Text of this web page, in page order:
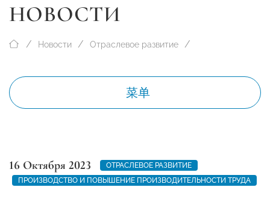
НОВОСТИ
Новости Отраслевое развитие
菜单
16 Октября 2023
ОТРАСЛЕВОЕ РАЗВИТИЕ
ПРОИЗВОДСТВО И ПОВЫШЕНИЕ ПРОИЗВОДИТЕЛЬНОСТИ ТРУДА